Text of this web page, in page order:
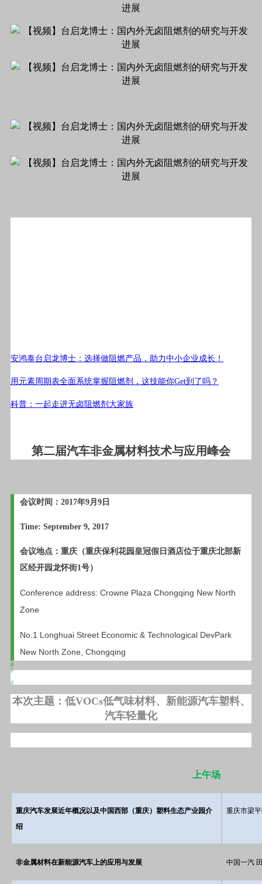
安鸿泰台启龙博士：选择做阻燃产品，助力中小企业成长！
用元素周期表全面系统掌握阻燃剂，这技能你Get到了吗？
科普：一起走进无卤阻燃剂大家族
第二届汽车非金属材料技术与应用峰会
会议时间：2017年9月9日
Time: September 9, 2017
会议地点：重庆（重庆保利花园皇冠假日酒店位于重庆北部新
区经开园龙怀街1号）
Conference address: Crowne Plaza Chongqing New North
Zone
No.1 Longhuai Street Economic & Technological DevPark
New North Zone, Chongqing
本次主题：低VOCs低气味材料、新能源汽车塑料、
汽车轻量化
上午场
重庆汽车发展近年概况以及中国西部（重庆）塑料生态产业园介
绍
重庆市梁
非金属材料在新能源汽车上的应用与发展 中国一汽